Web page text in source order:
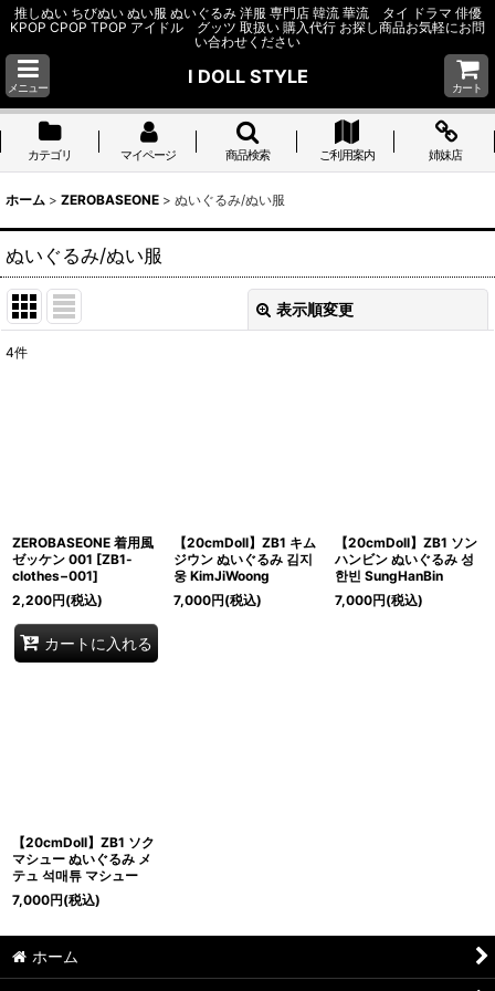
推しぬい ちびぬい ぬい服 ぬいぐるみ 洋服 専門店 韓流 華流 タイ ドラマ 俳優
KPOP CPOP TPOP アイドル グッツ 取扱い 購入代行 お探し商品お気軽にお問
い合わせください
メニュー
I DOLL STYLE
カート
カテゴリ マイページ 商品検索 ご利用案内 姉妹店
ホーム > ZEROBASEONE > ぬいぐるみ/ぬい服
ぬいぐるみ/ぬい服
表示順変更
4件
ZEROBASEONE 着用風
ゼッケン 001 [ZB1-
clothes−001]
2,200円(税込)
カートに入れる
【20cmDoll】ZB1 キム
ジウン ぬいぐるみ 김지
웅 KimJiWoong
7,000円(税込)
【20cmDoll】ZB1 ソン
ハンビン ぬいぐるみ 성
한빈 SungHanBin
7,000円(税込)
【20cmDoll】ZB1 ソク
マシュー ぬいぐるみ メ
テュ 석매튜 マシュー
7,000円(税込)
ホーム